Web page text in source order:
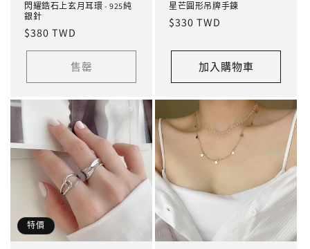
閃耀鋯石上玄月耳環 - 925純
銀針
定
價
$380 TWD
售罄
星芒圓形吊牌手鍊
定
$330 TWD
加入購物車
特價